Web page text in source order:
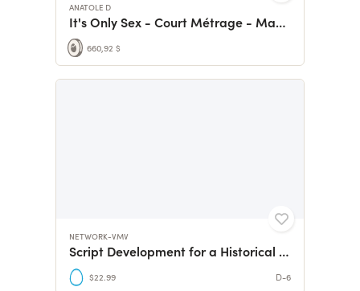
ANATOLE D
It's Only Sex - Court Métrage - Master Pro Panthéon Sorbonne
660,92 $
NETWORK-VMV
Script Development for a Historical Feature Film
$22.99 D-6